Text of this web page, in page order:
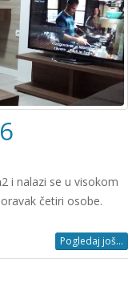
i nalazi se u visokom
četiri osobe.
Pogledaj još...